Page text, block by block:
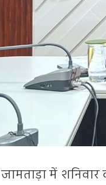
जामताड़ा में